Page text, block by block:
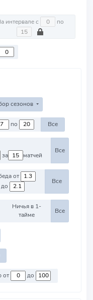
На интервале с по
сезонов
по Все
за
матчей
Все
Победа от
до
Все
Ничья в 1-
тайме
Все
Против команд со стоимостью от до